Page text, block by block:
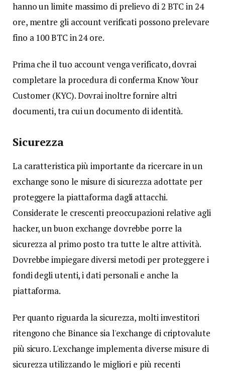
hanno un limite massimo di prelievo di 2 BTC in 24
ore, mentre gli account verificati possono prelevare
fino a 100 BTC in 24 ore.
Prima che il tuo account venga verificato, dovrai
completare la procedura di conferma Know Your
Customer (KYC). Dovrai inoltre fornire altri
documenti, tra cui un documento di identità.
Sicurezza
La caratteristica più importante da ricercare in un
exchange sono le misure di sicurezza adottate per
proteggere la piattaforma dagli attacchi.
Considerate le crescenti preoccupazioni relative agli
hacker, un buon exchange dovrebbe porre la
sicurezza al primo posto tra tutte le altre attività.
Dovrebbe impiegare diversi metodi per proteggere i
fondi degli utenti, i dati personali e anche la
piattaforma.
Per quanto riguarda la sicurezza, molti investitori
ritengono che Binance sia l'exchange di criptovalute
più sicuro. L'exchange implementa diverse misure di
sicurezza utilizzando le migliori e più recenti